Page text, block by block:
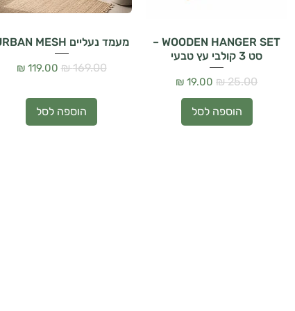
WOODEN HANGER SET –
סט 3 קולבי עץ טבעי
מחיר רגיל מחיר מבצע
הוספה לסל
מעמד נעליים URBAN MESH
מחיר רגיל‏169.00 ‏₪ מחיר מבצע
הוספה לסל